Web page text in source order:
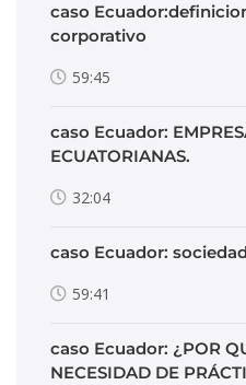
caso
corporativo
59:45
caso Ecuador:
ECUATORIANAS.
32:04
caso Ecuador:
59:41
caso Ecuador: ¿POR
NECESIDAD DE